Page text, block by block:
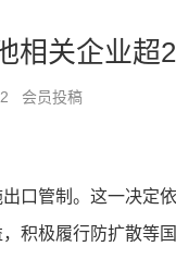
相关企业超
会员投稿
口管制。这一决定
积极履行防扩散等国